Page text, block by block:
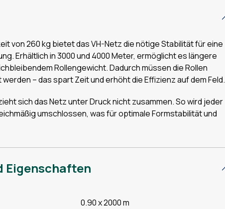
von 260 kg bietet das VH-Netz die nötige Stabilität für eine
Erhältlich in 3000 und 4000 Meter, ermöglicht es längere
Rollengewicht. Dadurch müssen die Rollen
– das spart Zeit und erhöht die Effizienz auf dem Feld.
sich das Netz unter Druck nicht zusammen. So wird jeder
umschlossen, was für optimale Formstabilität und
Eigenschaften
0.90 x 2000 m